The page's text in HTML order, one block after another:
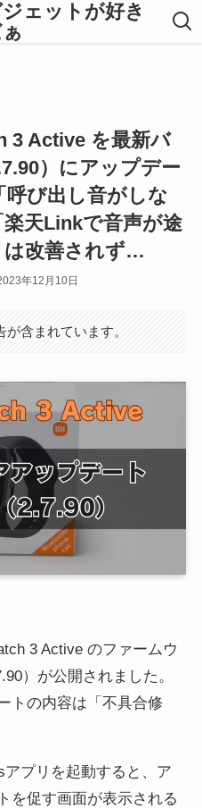
ェットが好き
3 Active を最新バ
）にアップデー
呼び出し音がしな
天Linkで音声が途
は改善されず…
年12月10日
含まれています。
3 Active のファームウ
）が公開されました。
トの内容は「不具合修
アプリを起動すると、ア
を促す画面が表示される